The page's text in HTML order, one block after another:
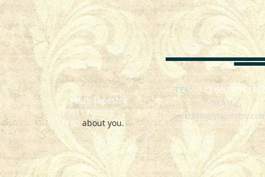
Ferienwohnung,
TEL: +43 660 604
E-MAIL:
Haus Tapestry,
9611 Nötsch
180about you.